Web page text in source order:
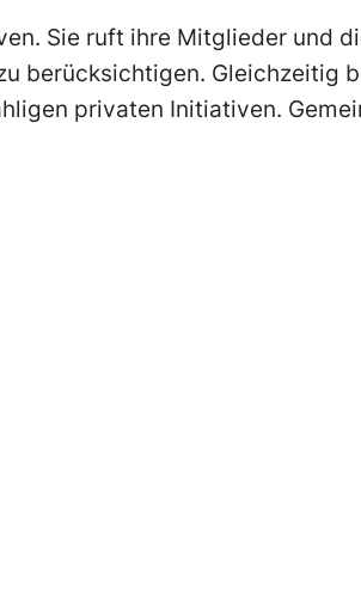
Sie ruft ihre Mitglieder und
berücksichtigen. Gleichzeitig
privaten Initiativen.